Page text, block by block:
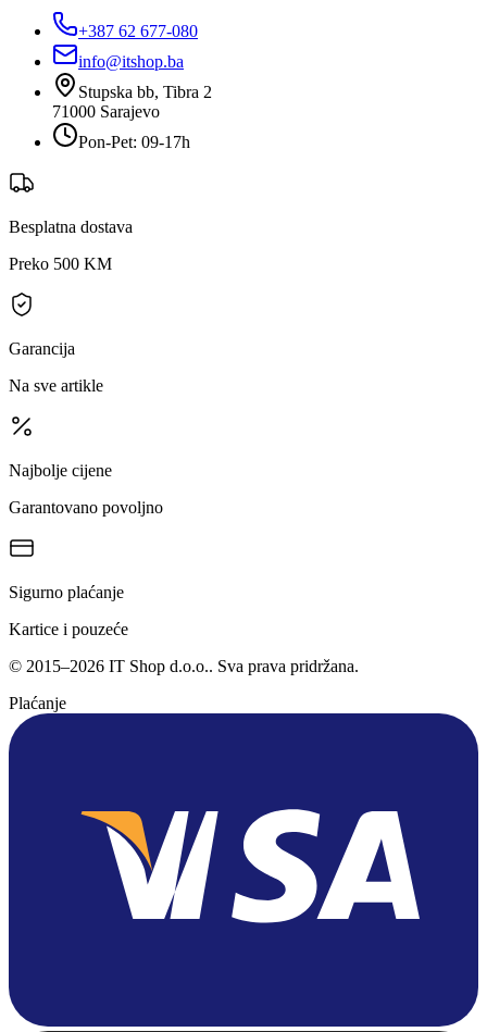
+387 62 677-080
info@itshop.ba
Stupska bb, Tibra 2
71000 Sarajevo
Pon-Pet: 09-17h
Besplatna dostava
Preko 500 KM
Garancija
Na sve artikle
Najbolje cijene
Garantovano povoljno
Sigurno plaćanje
Kartice i pouzeće
© 2015–2026 IT Shop d.o.o.. Sva prava pridržana.
Plaćanje